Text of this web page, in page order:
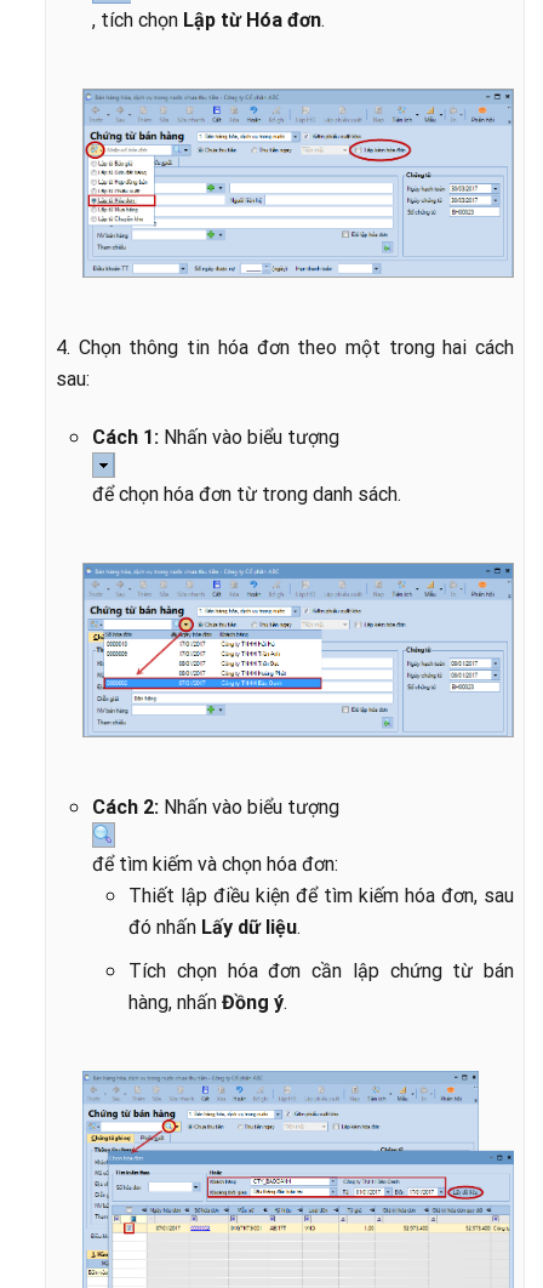
, tích chọn Lập từ Hóa đơn.
4. Chọn thông tin hóa đơn theo một trong hai cách
sau:
Cách 1: Nhấn vào biểu tượng
để chọn hóa đơn từ trong danh sách.
Cách 2: Nhấn vào biểu tượng
để tìm kiếm và chọn hóa đơn:
Thiết lập điều kiện để tìm kiếm hóa đơn, sau
đó nhấn Lấy dữ liệu.
Tích chọn hóa đơn cần lập chứng từ bán
hàng, nhấn Đồng ý.